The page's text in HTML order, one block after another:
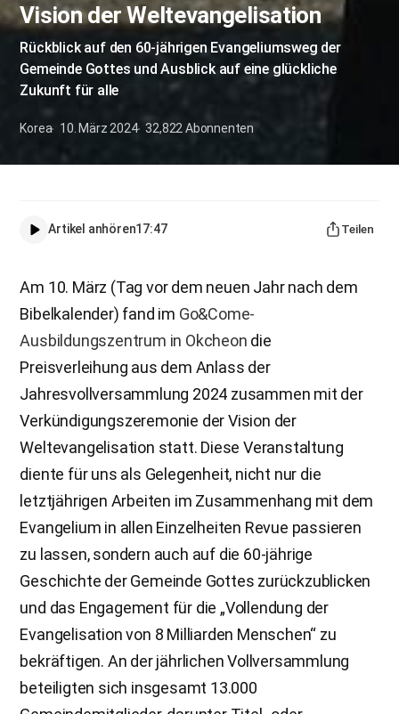
Vision der Weltevangelisation
Rückblick auf den 60-jährigen Evangeliumsweg der
Gemeinde Gottes und Ausblick auf eine glückliche
Zukunft für alle
Korea 10. März 2024 32,822Abonnenten
Artikel anhören17:47 Teilen
Am 10. März (Tag vor dem neuen Jahr nach dem
Bibelkalender) fand im Go&Come-
Ausbildungszentrum in Okcheon die
Preisverleihung aus dem Anlass der
Jahresvollversammlung 2024 zusammen mit der
Verkündigungszeremonie der Vision der
Weltevangelisation statt. Diese Veranstaltung
diente für uns als Gelegenheit, nicht nur die
letztjährigen Arbeiten im Zusammenhang mit dem
Evangelium in allen Einzelheiten Revue passieren
zu lassen, sondern auch auf die 60-jährige
Geschichte der Gemeinde Gottes zurückzublicken
und das Engagement für die „Vollendung der
Evangelisation von 8 Milliarden Menschen“ zu
bekräftigen. An der jährlichen Vollversammlung
beteiligten sich insgesamt 13.000